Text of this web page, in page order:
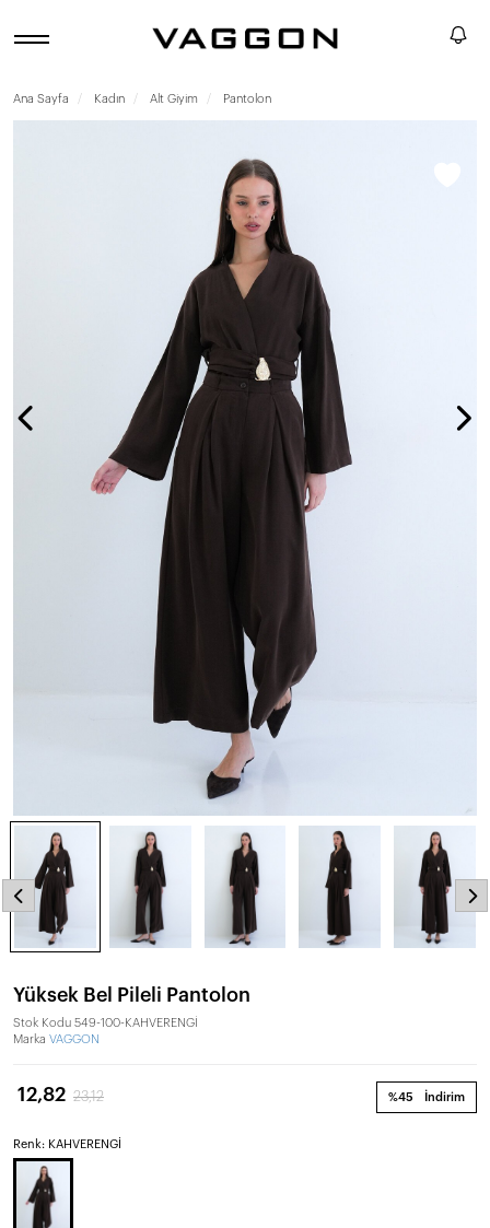
Ana Sayfa Kadın Alt Giyim Pantolon
Yüksek Bel Pileli Pantolon
Stok Kodu 549-100-KAHVERENGİ
Marka VAGGON
%45 İndirim
12,82 23,12
Renk: KAHVERENGİ